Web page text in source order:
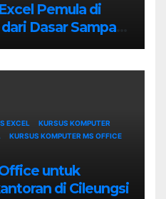
Pemula di
Dasar Sampai
EXCEL
KURSUS KOMPUTER
KURSUS KOMPUTER MS OFFICE
untuk
di Cileungsi